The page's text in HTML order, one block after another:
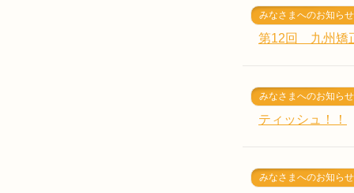
みなさまへのお知らせ
第12回 九州矯
みなさまへのお知らせ
ティッシュ！！
みなさまへのお知らせ